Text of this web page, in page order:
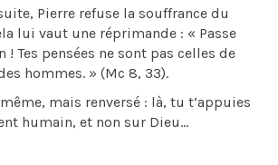
Pierre refuse la souffrance du
lui vaut une réprimande : « Passe
! Tes pensées ne sont pas celles de
hommes. » (Mc 8, 33).
mais renversé : là, tu t’appuies
humain, et non sur Dieu…